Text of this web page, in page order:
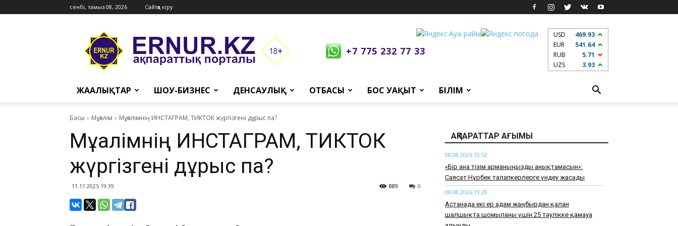
сенбі, тамыз 08, 2026 Сайтқа кіру
Ernur
Press
+7 775 232 77 33
USD
469.93
EUR
541.64
RUB
5.71
UZS
3.93
ЖАҢАЛЫҚТАР ШОУ-БИЗНЕС ДЕНСАУЛЫҚ ОТБАСЫ БОС УАҚЫТ БІЛІМ
Басы Мұғалім Мұғалімнің ИНСТАГРАМ, ТИКТОК жүргізгені дұрыс па?
Мұғалімнің ИНСТАГРАМ, ТИКТОК
жүргізгені дұрыс па?
11.11.2025 19:39 0
889
АҚПАРАТТАР АҒЫМЫ
08.08.2026 13:52
«Бір ғана тізім арманыңызды анықтамасын»:
Саясат Нұрбек талапкерлерге үндеу жасады
08.08.2026 13:28
Астанада екі ер адам жаңбырдан қалған
шалшықта шомылғаны үшін 25 тәулікке қамауға